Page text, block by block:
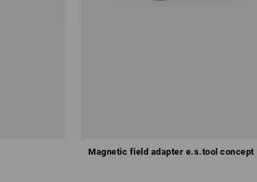
Magnetic field adapter e.s.tool concept